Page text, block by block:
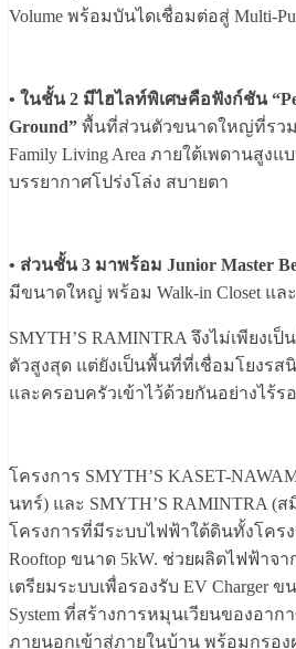
Volume พร้อมบันไดเชื่อมต่อสู่ Multi-
• ในชั้น 2 มีไฮไลท์พิเศษคือฟังก์ชัน
Ground” พื้นที่ส่วนตัวขนาดใหญ่ที่รวม
Family Living Area ภายใต้เพดานสูงแบ
บรรยากาศโปร่งโล่ง สบายตา
• ส่วนชั้น 3 มาพร้อม Junior Master
มีขนาดใหญ่ พร้อม Walk-in Closet แล
SMYTH’S RAMINTRA จึงไม่เพียงเ
ตัวสูงสุด แต่ยังเป็นพื้นที่ที่เชื่อมโยงรส
และครอบครัวเข้าไว้ด้วยกันอย่างไร้ร
โครงการ SMYTH’S KASET-
นทร์) และ SMYTH’S RAMINTRA (
โครงการที่มีระบบไฟฟ้าใต้ดินทั้งโคร
Rooftop ขนาด 5kW. ช่วยผลิตไฟฟ้าจ
เตรียมระบบเพื่อรองรับ EV Charger ข
System ที่สร้างการหมุนเวียนของอา
ภายนอกเข้าสู่ภายในบ้าน พร้อมกรอง